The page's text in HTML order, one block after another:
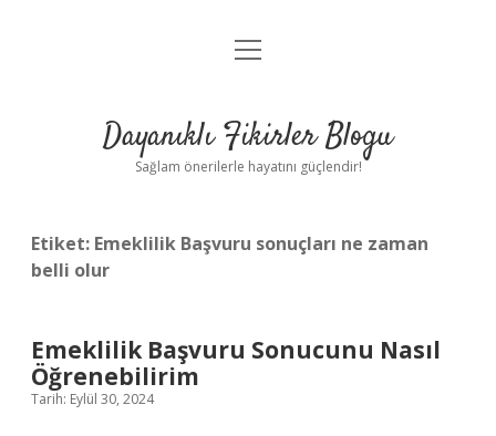
Anasayfa
Yasal Uyarı
menüyü
Dayanıklı Fikirler Blogu
Sağlam önerilerle hayatını güçlendir!
Etiket: Emeklilik Başvuru sonuçları ne zaman
belli olur
Emeklilik Başvuru Sonucunu Nasıl
Öğrenebilirim
Tarih: Eylül 30, 2024